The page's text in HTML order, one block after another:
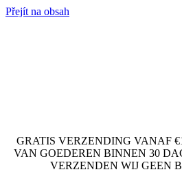
Přejít na obsah
GRATIS VERZENDING VANAF
VAN GOEDEREN BINNEN 30
VERZENDEN WIJ GEEN